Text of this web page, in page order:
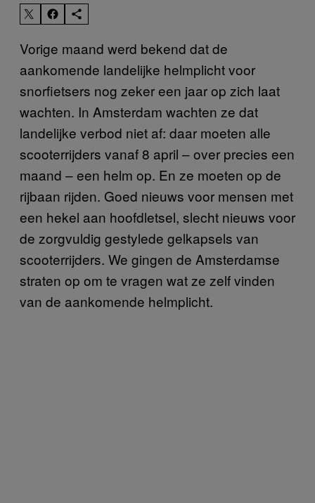
Vorige maand werd bekend dat de
aankomende landelijke helmplicht voor
snorfietsers nog zeker een jaar op zich laat
wachten. In Amsterdam wachten ze dat
landelijke verbod niet af: daar moeten alle
scooterrijders vanaf 8 april – over precies een
maand – een helm op. En ze moeten op de
rijbaan rijden. Goed nieuws voor mensen met
een hekel aan hoofdletsel, slecht nieuws voor
de zorgvuldig gestylede gelkapsels van
scooterrijders. We gingen de Amsterdamse
straten op om te vragen wat ze zelf vinden
van de aankomende helmplicht.